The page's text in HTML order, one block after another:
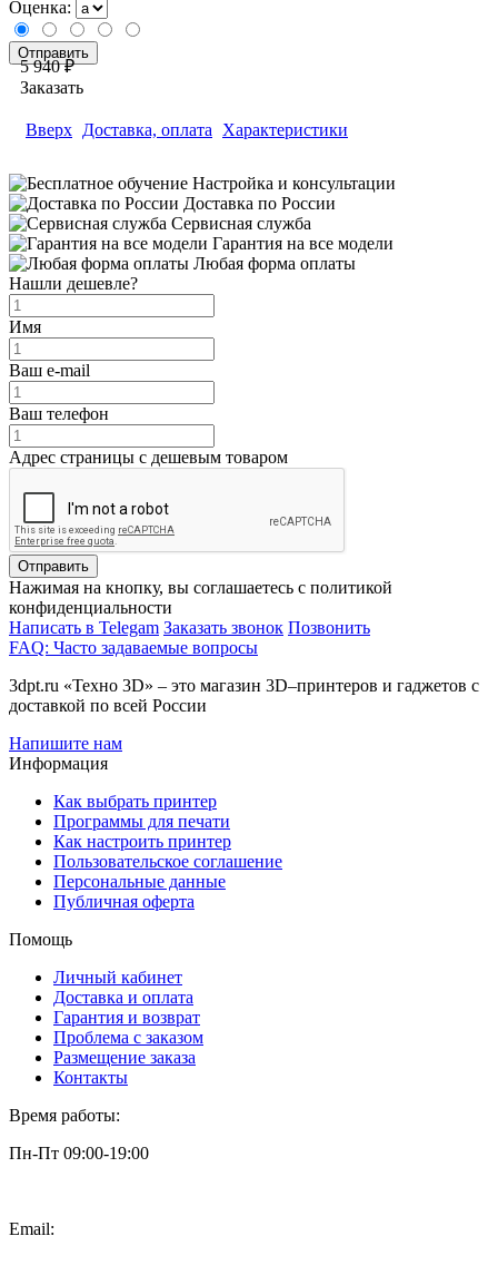
Оценка:
5 940 ₽
Заказать
Вверх Доставка, оплата Характеристики
Настройка и консультации
Доставка по России
Сервисная служба
Гарантия на все модели
Любая форма оплаты
Нашли дешевле?
Имя
Ваш e-mail
Ваш телефон
Адрес страницы с дешевым товаром
Отправить
Нажимая на кнопку, вы соглашаетесь с политикой
конфиденциальности
Написать в Telegam Заказать звонок Позвонить
FAQ: Часто задаваемые вопросы
3dpt.ru «Техно 3D» – это магазин 3D–принтеров и гаджетов с
доставкой по всей России
Напишите нам
Информация
Как выбрать принтер
Программы для печати
Как настроить принтер
Пользовательское соглашение
Персональные данные
Публичная оферта
Помощь
Личный кабинет
Доставка и оплата
Гарантия и возврат
Проблема с заказом
Размещение заказа
Контакты
Время работы:
Пн-Пт 09:00-19:00
Email: